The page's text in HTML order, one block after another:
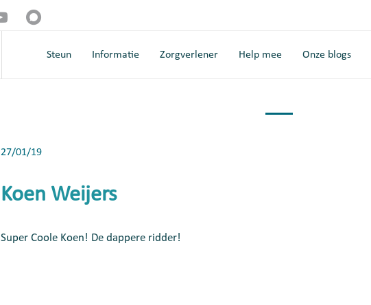
Steun Informatie Zorgverlener Help mee Onze blogs
27/01/19
Koen Weijers
Super Coole Koen! De dappere ridder!